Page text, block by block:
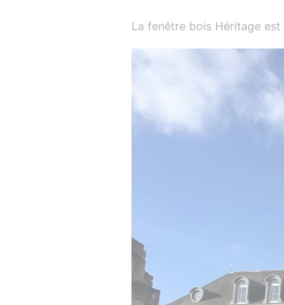
La fenêtre bois Héritage est